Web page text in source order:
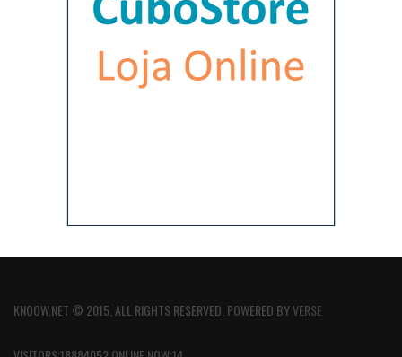
KNOOW.NET © 2015. ALL RIGHTS RESERVED. POWERED BYVERSE